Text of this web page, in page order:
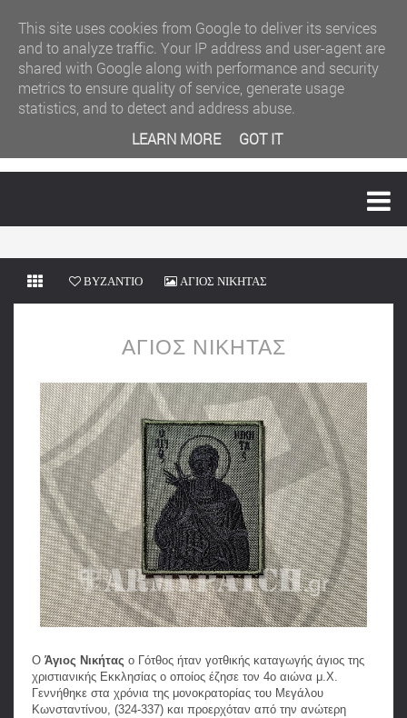
ΒΥΖΑΝΤΙΟ ΑΓΙΟΣ ΝΙΚΗΤΑΣ
ΑΓΙΟΣ ΝΙΚΗΤΑΣ
Ο Άγιος Νικήτας ο Γότθος ήταν γοτθικής καταγωγής άγιος της
χριστιανικής Εκκλησίας ο οποίος έζησε τον 4ο αιώνα μ.Χ.
Γεννήθηκε στα χρόνια της μονοκρατορίας του Μεγάλου
Κωνσταντίνου, (324-337) και προερχόταν από την ανώτερη
This site uses cookies from Google to deliver its services
and to analyze traffic. Your IP address and user-agent are
shared with Google along with performance and security
metrics to ensure quality of service, generate usage
statistics, and to detect and address abuse.
LEARN MORE
GOT IT